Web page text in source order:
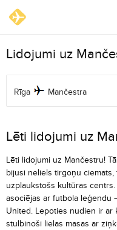
Lidojumi uz
Rīga Mančestra
Lēti lidojumi uz
Lēti lidojumi uz Mančestru!
bijusi neliels tirgoņu
uzplaukstošs kultūras
asociējas ar futbola leģendu
United. Lepoties nudien ir ar
stulbinoši lielas masas ar